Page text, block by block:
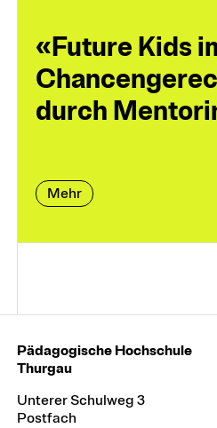
«Future Kids
durch
Mehr
Pädagogische Hochschule
Thurgau
Unterer Schulweg 3
Postfach